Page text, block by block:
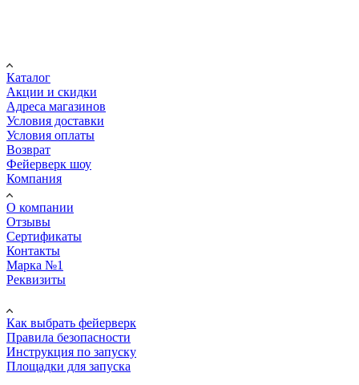
Каталог
Акции и скидки
Адреса магазинов
Условия доставки
Условия оплаты
Возврат
Фейерверк шоу
Компания
О компании
Отзывы
Сертификаты
Контакты
Марка №1
Реквизиты
Как выбрать фейерверк
Правила безопасности
Инструкция по запуску
Площадки для запуска